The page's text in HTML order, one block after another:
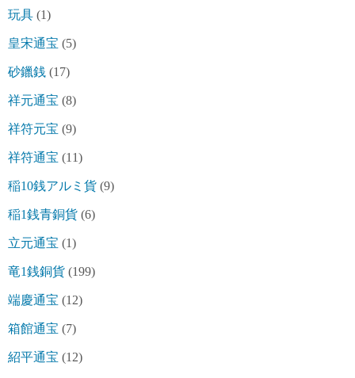
玩具 (1)
皇宋通宝 (5)
砂鑞銭 (17)
祥元通宝 (8)
祥符元宝 (9)
祥符通宝 (11)
稲10銭アルミ貨 (9)
稲1銭青銅貨 (6)
立元通宝 (1)
竜1銭銅貨 (199)
端慶通宝 (12)
箱館通宝 (7)
紹平通宝 (12)